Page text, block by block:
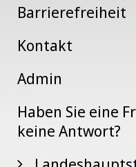
Barrierefreiheit
Kontakt
Admin
Haben Sie eine
keine Antwort?